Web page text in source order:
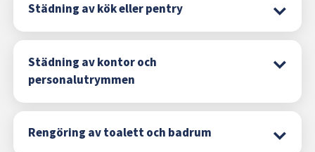
Städning av kök eller pentry
Städning av kontor och
personalutrymmen
Rengöring av toalett och badrum